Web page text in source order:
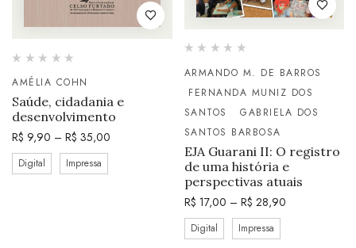
AMÉLIA COHN
Saúde, cidadania e
desenvolvimento
R$ 9,90 – R$ 35,00
Digital Impressa
ARMANDO M. DE BARROS
FERNANDA MUNIZ DOS
SANTOS
GABRIELA DOS
SANTOS BARBOSA
EJA Guarani II: O registro
de uma história e
perspectivas atuais
R$ 17,00 – R$ 28,90
Digital Impressa